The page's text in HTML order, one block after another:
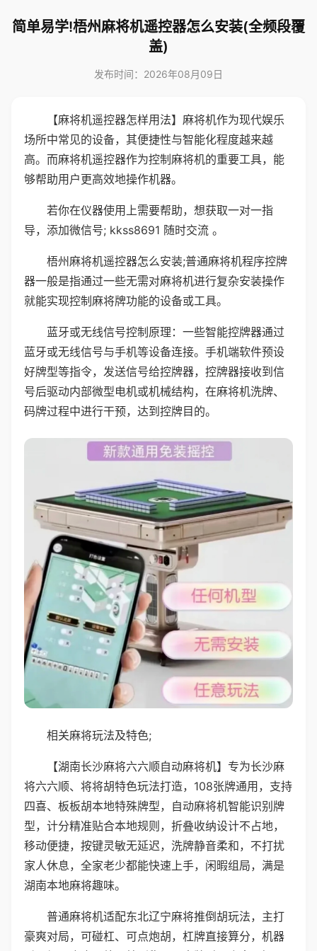
简单易学!梧州麻将机遥控器怎么安装(全频段覆
盖)
发布时间：2026年08月09日
【麻将机遥控器怎样用法】麻将机作为现代娱乐
场所中常见的设备，其便捷性与智能化程度越来越
高。而麻将机遥控器作为控制麻将机的重要工具，能
够帮助用户更高效地操作机器。
若你在仪器使用上需要帮助，想获取一对一指
导，添加微信号; kkss8691 随时交流 。
梧州麻将机遥控器怎么安装;普通麻将机程序控牌
器一般是指通过一些无需对麻将机进行复杂安装操作
就能实现控制麻将牌功能的设备或工具。
蓝牙或无线信号控制原理：一些智能控牌器通过
蓝牙或无线信号与手机等设备连接。手机端软件预设
好牌型等指令，发送信号给控牌器，控牌器接收到信
号后驱动内部微型电机或机械结构，在麻将机洗牌、
码牌过程中进行干预，达到控牌目的。
相关麻将玩法及特色;
【湖南长沙麻将六六顺自动麻将机】专为长沙麻
将六六顺、将将胡特色玩法打造，108张牌通用，支持
四喜、板板胡本地特殊牌型，自动麻将机智能识别牌
型，计分精准贴合本地规则，折叠收纳设计不占地，
移动便捷，按键灵敏无延迟，洗牌静音柔和，不打扰
家人休息，全家老少都能快速上手，闲暇组局，满是
湖南本地麻将趣味。
普通麻将机适配东北辽宁麻将推倒胡玩法，主打
豪爽对局，可碰杠、可点炮胡，杠牌直接算分，机器